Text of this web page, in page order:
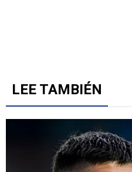
LEE TAMBIÉN